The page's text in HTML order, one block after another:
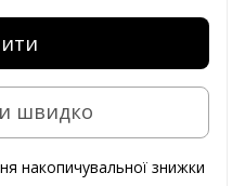
швидко
накопичувальної знижки